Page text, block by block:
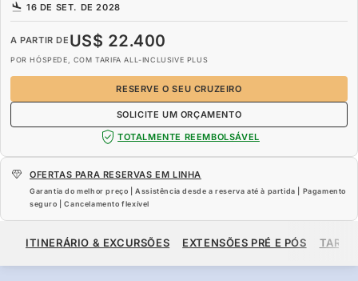
16 DE SET. DE 2028
A PARTIR DE US$ 22.400
POR HÓSPEDE, COM TARIFA ALL-INCLUSIVE PLUS
RESERVE O SEU CRUZEIRO
SOLICITE UM ORÇAMENTO
TOTALMENTE REEMBOLSÁVEL
OFERTAS PARA RESERVAS EM LINHA
Garantia do melhor preço | Assistência desde a reserva até à partida | Pagamento
seguro | Cancelamento flexível
A PARTIR DE US$ 22.400
ITINERÁRIO & EXCURSÕES EXTENSÕES PRÉ E PÓS